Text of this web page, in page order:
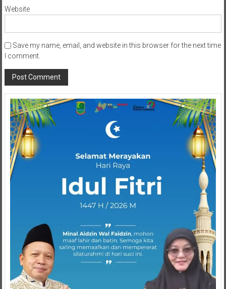
Website
Save my name, email, and website in this browser for the next time
I comment.